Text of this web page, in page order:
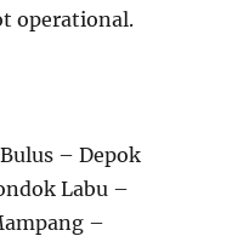
operational.
– Depok
Labu –
–